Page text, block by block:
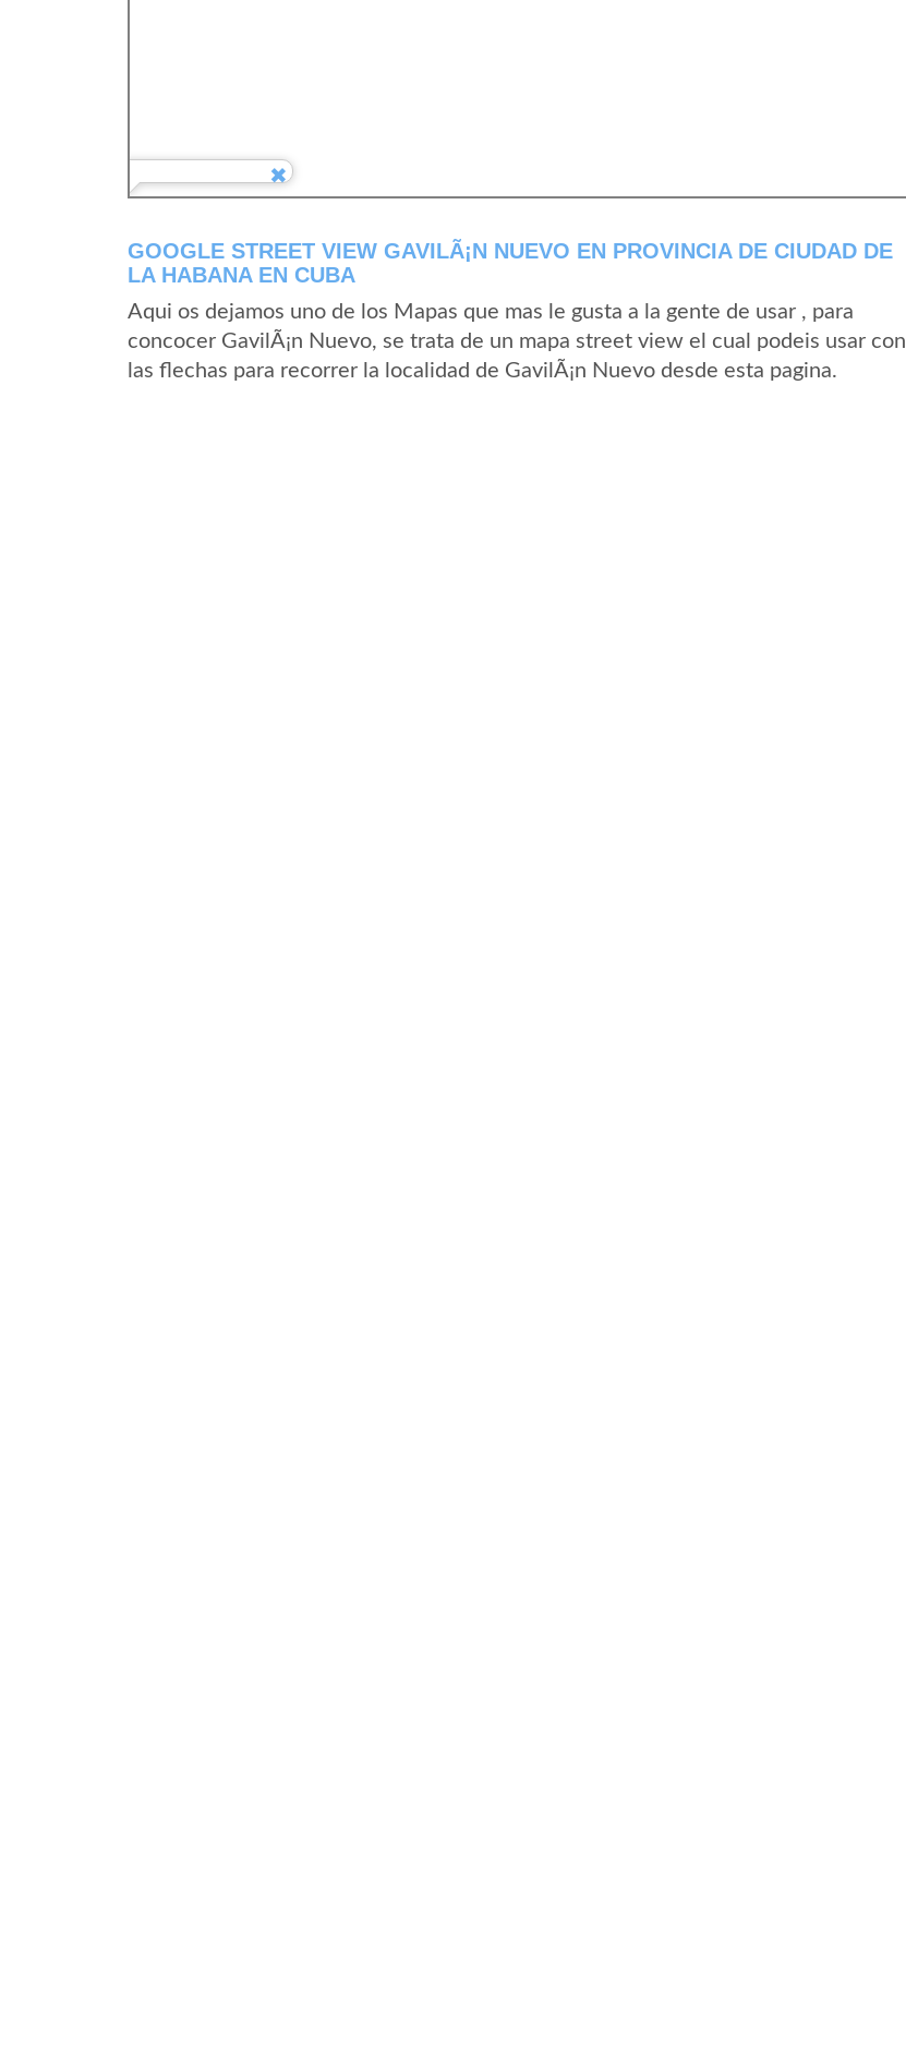
GOOGLE STREET VIEW GAVILÃ¡N NUEVO EN PROVINCIA DE CIUDAD DE
LA HABANA EN CUBA
Aqui os dejamos uno de los Mapas que mas le gusta a la gente de usar , para
concocer GavilÃ¡n Nuevo, se trata de un mapa street view el cual podeis usar con
las flechas para recorrer la localidad de GavilÃ¡n Nuevo desde esta pagina.